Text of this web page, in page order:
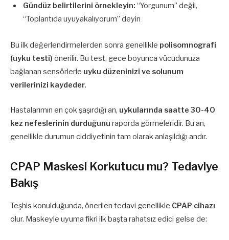
Gündüz belirtilerini örnekleyin: “Yorgunum” değil,
“Toplantıda uyuyakalıyorum” deyin
Bu ilk değerlendirmelerden sonra genellikle polisomnografi
(uyku testi) önerilir. Bu test, gece boyunca vücudunuza
bağlanan sensörlerle uyku düzeninizi ve solunum
verilerinizi kaydeder.
Hastalarımın en çok şaşırdığı an, uykularında saatte 30-40
kez nefeslerinin durduğunu raporda görmeleridir. Bu an,
genellikle durumun ciddiyetinin tam olarak anlaşıldığı andır.
CPAP Maskesi Korkutucu mu? Tedaviye
Bakış
Teşhis konulduğunda, önerilen tedavi genellikle CPAP cihazı
olur. Maskeyle uyuma fikri ilk başta rahatsız edici gelse de: